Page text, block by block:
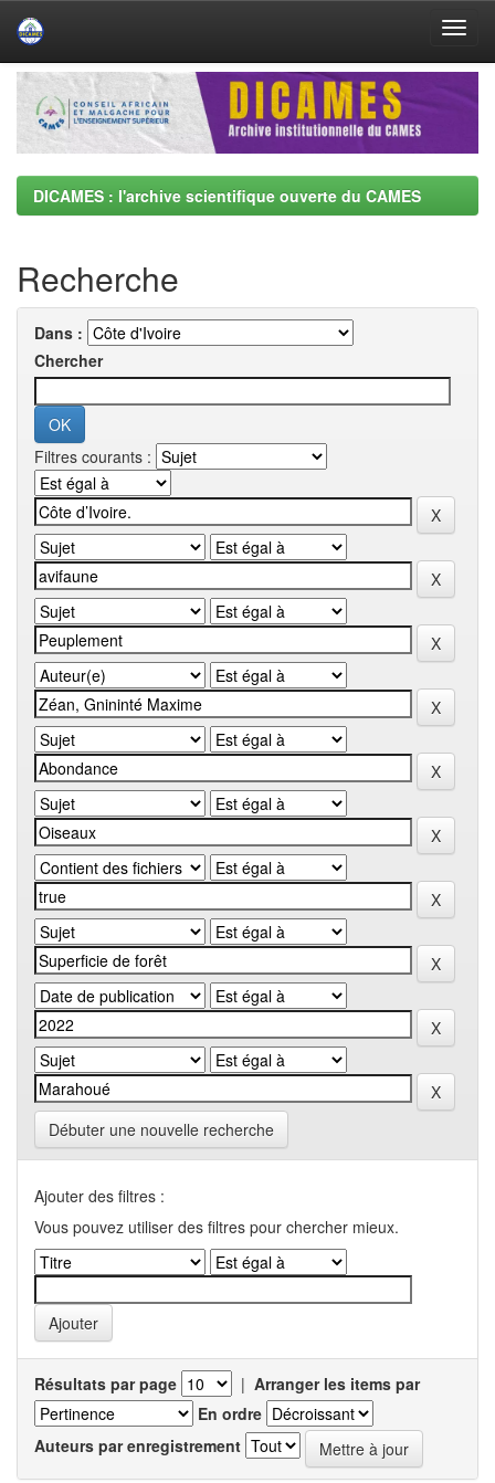
Skip
navigation
DICAMES : l'archive scientifique ouverte du CAMES
Recherche
Dans :
Chercher
Filtres courants :
Débuter une nouvelle recherche
Ajouter des filtres :
Vous pouvez utiliser des filtres pour chercher mieux.
Résultats par page | Arranger les items par
En ordre
Auteurs par enregistrement